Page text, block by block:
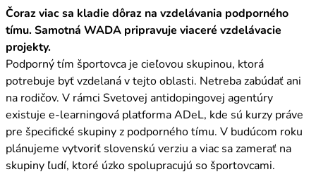
Čoraz viac sa kladie dôraz na vzdelávania podporného
tímu. Samotná WADA pripravuje viaceré vzdelávacie
projekty.
Podporný tím športovca je cieľovou skupinou, ktorá
potrebuje byť vzdelaná v tejto oblasti. Netreba zabúdať ani
na rodičov. V rámci Svetovej antidopingovej agentúry
existuje e-learningová platforma ADeL, kde sú kurzy práve
pre špecifické skupiny z podporného tímu. V budúcom roku
plánujeme vytvoriť slovenskú verziu a viac sa zamerať na
skupiny ľudí, ktoré úzko spolupracujú so športovcami.